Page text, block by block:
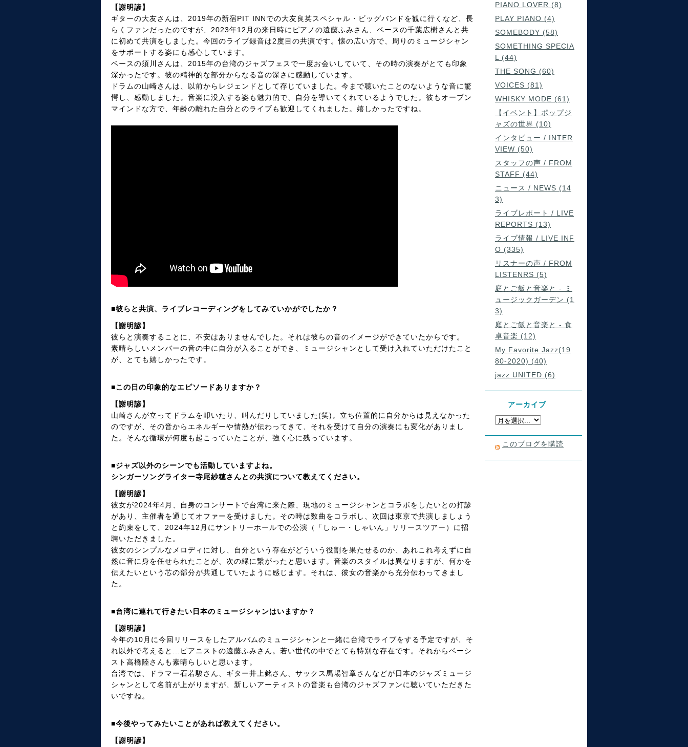
【謝明諺】
ギターの大友さんは、2019年の新宿PIT INNでの大友良英スペシャル・ビッグバンドを観に行くなど、長
らくファンだったのですが、2023年12月の来日時にピアノの遠藤ふみさん、ベースの千葉広樹さんと共
に初めて共演をしました。今回のライブ録音は2度目の共演です。懐の広い方で、周りのミュージシャン
をサポートする姿にも感心しています。
ベースの須川さんは、2015年の台湾のジャズフェスで一度お会いしていて、その時の演奏がとても印象
深かったです。彼の精神的な部分からなる音の深さに感動しています。
ドラムの山崎さんは、以前からレジェンドとして存じていました。今まで聴いたことのないような音に驚
愕し、感動しました。音楽に没入する姿も魅力的で、自分を導いてくれているようでした。彼もオープン
マインドな方で、年齢の離れた自分とのライブも歓迎してくれました。嬉しかったですね。
■彼らと共演、ライブレコーディングをしてみていかがでしたか？
【謝明諺】
彼らと演奏することに、不安はありませんでした。それは彼らの音のイメージができていたからです。
素晴らしいメンバーの音の中に自分が入ることができ、ミュージシャンとして受け入れていただけたこと
が、とても嬉しかったです。
■この日の印象的なエピソードありますか？
【謝明諺】
山崎さんが立ってドラムを叩いたり、叫んだりしていました(笑)。立ち位置的に自分からは見えなかった
のですが、その音からエネルギーや情熱が伝わってきて、それを受けて自分の演奏にも変化がありまし
た。そんな循環が何度も起こっていたことが、強く心に残っています。
■ジャズ以外のシーンでも活動していますよね。
シンガーソングライター寺尾紗穂さんとの共演について教えてください。
【謝明諺】
彼女が2024年4月、自身のコンサートで台湾に来た際、現地のミュージシャンとコラボをしたいとの打診
があり、主催者を通じてオファーを受けました。その時は数曲をコラボし、次回は東京で共演しましょう
と約束をして、2024年12月にサントリーホールでの公演（「しゅー・しゃいん」リリースツアー）に招
聘いただきました。
彼女のシンプルなメロディに対し、自分という存在がどういう役割を果たせるのか、あれこれ考えずに自
然に音に身を任せられたことが、次の縁に繋がったと思います。音楽のスタイルは異なりますが、何かを
伝えたいという芯の部分が共通していたように感じます。それは、彼女の音楽から充分伝わってきまし
た。
■台湾に連れて行きたい日本のミュージシャンはいますか？
【謝明諺】
今年の10月に今回リリースをしたアルバムのミュージシャンと一緒に台湾でライブをする予定ですが、そ
れ以外で考えると...ピアニストの遠藤ふみさん。若い世代の中でとても特別な存在です。それからベーシ
スト高橋陸さんも素晴らしいと思います。
台湾では、ドラマー石若駿さん、ギター井上銘さん、サックス馬場智章さんなどが日本のジャズミュージ
シャンとして名前が上がりますが、新しいアーティストの音楽も台湾のジャズファンに聴いていただきた
いですね。
■今後やってみたいことがあれば教えてください。
【謝明諺】
PIANO LOVER (8)
PLAY PIANO (4)
SOMEBODY (58)
SOMETHING SPECIA
L (44)
THE SONG (60)
VOICES (81)
WHISKY MODE (61)
【イベント】ポップジ
ャズの世界 (10)
インタビュー / INTER
VIEW (50)
スタッフの声 / FROM
STAFF (44)
ニュース / NEWS (14
3)
ライブレポート / LIVE
REPORTS (13)
ライブ情報 / LIVE INF
O (335)
リスナーの声 / FROM
LISTENRS (5)
庭とご飯と音楽と - ミ
ュージックガーデン (1
3)
庭とご飯と音楽と - 食
卓音楽 (12)
My Favorite Jazz(19
80-2020) (40)
jazz UNITED (6)
アーカイブ
このブログを購読